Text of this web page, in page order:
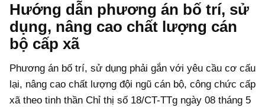
Hướng dẫn phương án bố trí, sử
dụng, nâng cao chất lượng cán
bộ cấp xã
Phương án bố trí, sử dụng phải gắn với yêu cầu cơ cấu
lại, nâng cao chất lượng đội ngũ cán bộ, công chức cấp
xã theo tinh thần Chỉ thị số 18/CT-TTg ngày 08 tháng 5